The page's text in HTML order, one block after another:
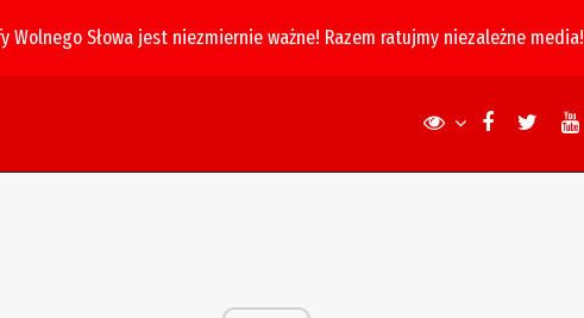
Wolnego Słowa jest niezmiernie ważne! Razem ratujmy niezależne media!